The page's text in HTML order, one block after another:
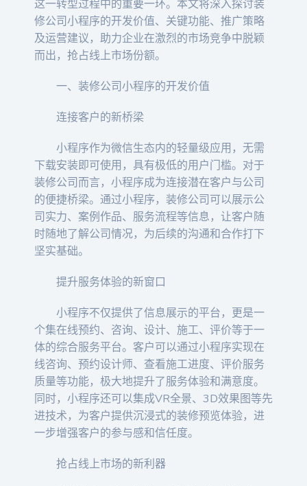
这一转型过程中的重要一环。本文将深入探讨装
修公司小程序的开发价值、关键功能、推广策略
及运营建议，助力企业在激烈的市场竞争中脱颖
而出，抢占线上市场份额。
一、装修公司小程序的开发价值
连接客户的新桥梁
小程序作为微信生态内的轻量级应用，无需
下载安装即可使用，具有极低的用户门槛。对于
装修公司而言，小程序成为连接潜在客户与公司
的便捷桥梁。通过小程序，装修公司可以展示公
司实力、案例作品、服务流程等信息，让客户随
时随地了解公司情况，为后续的沟通和合作打下
坚实基础。
提升服务体验的新窗口
小程序不仅提供了信息展示的平台，更是一
个集在线预约、咨询、设计、施工、评价等于一
体的综合服务平台。客户可以通过小程序实现在
线咨询、预约设计师、查看施工进度、评价服务
质量等功能，极大地提升了服务体验和满意度。
同时，小程序还可以集成VR全景、3D效果图等先
进技术，为客户提供沉浸式的装修预览体验，进
一步增强客户的参与感和信任度。
抢占线上市场的新利器